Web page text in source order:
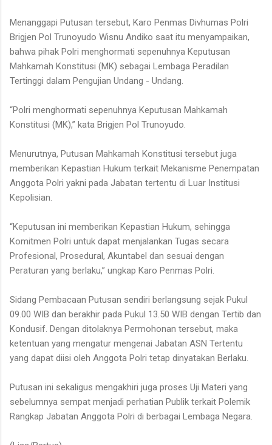
Menanggapi Putusan tersebut, Karo Penmas Divhumas Polri
Brigjen Pol Trunoyudo Wisnu Andiko saat itu menyampaikan,
bahwa pihak Polri menghormati sepenuhnya Keputusan
Mahkamah Konstitusi (MK) sebagai Lembaga Peradilan
Tertinggi dalam Pengujian Undang - Undang.
“Polri menghormati sepenuhnya Keputusan Mahkamah
Konstitusi (MK),” kata Brigjen Pol Trunoyudo.
Menurutnya, Putusan Mahkamah Konstitusi tersebut juga
memberikan Kepastian Hukum terkait Mekanisme Penempatan
Anggota Polri yakni pada Jabatan tertentu di Luar Institusi
Kepolisian.
“Keputusan ini memberikan Kepastian Hukum, sehingga
Komitmen Polri untuk dapat menjalankan Tugas secara
Profesional, Prosedural, Akuntabel dan sesuai dengan
Peraturan yang berlaku,” ungkap Karo Penmas Polri.
Sidang Pembacaan Putusan sendiri berlangsung sejak Pukul
09.00 WIB dan berakhir pada Pukul 13.50 WIB dengan Tertib dan
Kondusif. Dengan ditolaknya Permohonan tersebut, maka
ketentuan yang mengatur mengenai Jabatan ASN Tertentu
yang dapat diisi oleh Anggota Polri tetap dinyatakan Berlaku.
Putusan ini sekaligus mengakhiri juga proses Uji Materi yang
sebelumnya sempat menjadi perhatian Publik terkait Polemik
Rangkap Jabatan Anggota Polri di berbagai Lembaga Negara.